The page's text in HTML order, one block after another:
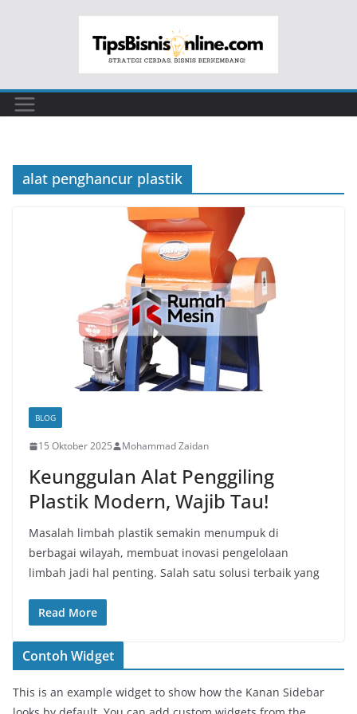
alat penghancur plastik
BLOG
15 Oktober 2025 Mohammad Zaidan
Keunggulan Alat Penggiling
Plastik Modern, Wajib Tau!
Masalah limbah plastik semakin menumpuk di
berbagai wilayah, membuat inovasi pengelolaan
limbah jadi hal penting. Salah satu solusi terbaik yang
Read More
Contoh Widget
This is an example widget to show how the Kanan Sidebar